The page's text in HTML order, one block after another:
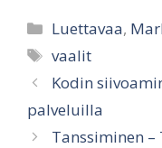
Categories
Luettavaa,
Tags
vaalit
Kodin
palveluilla
Tanssiminen